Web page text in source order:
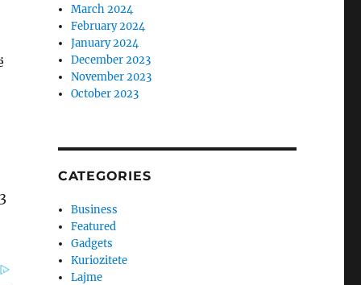
March 2024
February 2024
January 2024
December 2023
November 2023
October 2023
CATEGORIES
Business
Featured
Gadgets
Kuriozitete
Lajme